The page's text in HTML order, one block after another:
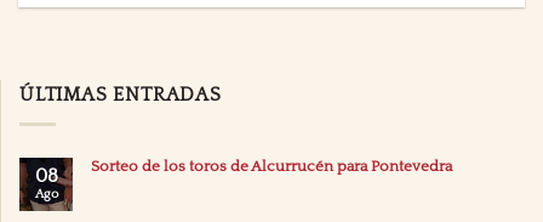
ÚLTIMAS ENTRADAS
08
Ago
Sorteo de los toros de Alcurrucén para Pontevedra